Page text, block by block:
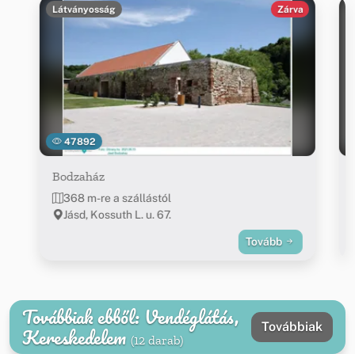
47892
Látványosság Zárva
Bodzaház
368 m-re a szállástól
Jásd, Kossuth L. u. 67.
Tovább
Továbbiak ebből: Vendéglátás,
Kereskedelem (12 darab)
Továbbiak